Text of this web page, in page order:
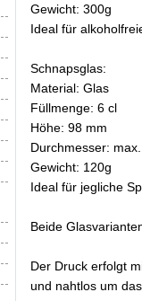
Gewicht: 300g
Ideal für
Schnapsglas:
Material: Glas
Füllmenge: 6 cl
Höhe: 98 mm
Durchmesser:
Gewicht: 120g
Ideal für jegliche
Beide
Der Druck erfolgt
und nahtlos um